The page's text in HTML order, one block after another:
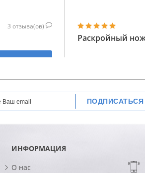
3 отзыва(ов)
Раскройный
ПОДПИСАТЬСЯ
ИНФОРМАЦИЯ
О нас